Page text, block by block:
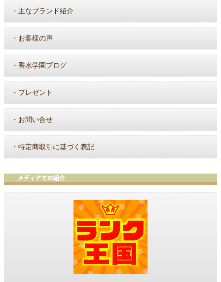
・ 主なブランド紹介
・ お客様の声
・ 香水学園ブログ
・ プレゼント
・ お問い合せ
・ 特定商取引に基づく表記